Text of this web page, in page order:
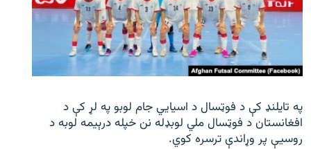
په تایلنډ کې د فوټسال د اسیایي جام لوبو په لړ کې د
افغانستان د فوټسال ملي لوبډله نن خپله درېیمه لوبه د
روسیې پر وړاندې ترسره کوي.